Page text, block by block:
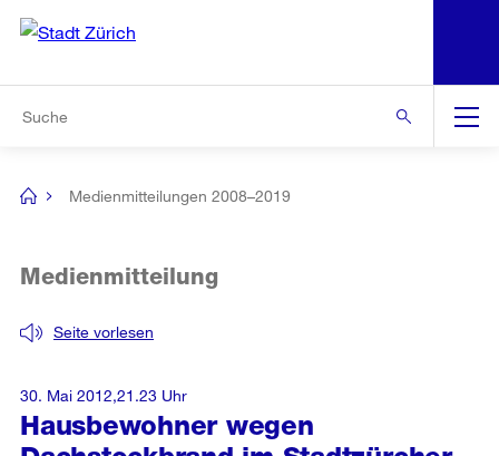
Navigation
[no
Medienmitteilungen 2008–2019
Hausbewohner wegen
Seite vorlesen
Medienmitteilung
30. Mai 2012,21.23 Uhr